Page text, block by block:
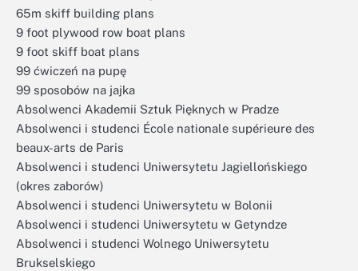
65m skiff building plans
9 foot plywood row boat plans
9 foot skiff boat plans
99 ćwiczeń na pupę
99 sposobów na jajka
Absolwenci Akademii Sztuk Pięknych w Pradze
Absolwenci i studenci École nationale supérieure des
beaux-arts de Paris
Absolwenci i studenci Uniwersytetu Jagiellońskiego
(okres zaborów)
Absolwenci i studenci Uniwersytetu w Bolonii
Absolwenci i studenci Uniwersytetu w Getyndze
Absolwenci i studenci Wolnego Uniwersytetu
Brukselskiego